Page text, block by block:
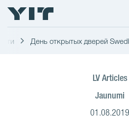
День открытых дверей
LV Articles
Jaunumi
01.08.2019